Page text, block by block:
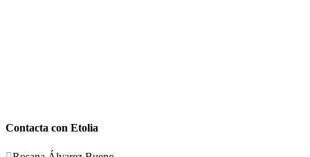
Contacta con Etolia